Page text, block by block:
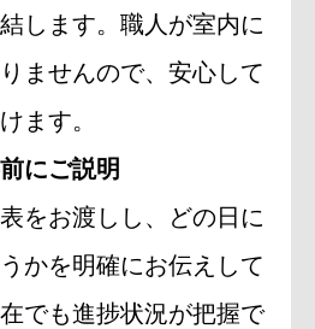
します。職人が室内に
ませんので、安心して
ます。
にご説明
をお渡しし、どの日に
かを明確にお伝えして
でも進捗状況が把握で